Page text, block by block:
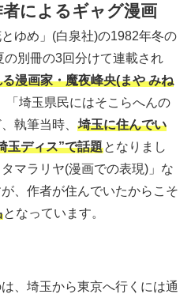
者によるギャグ漫画
ゆめ」(白泉社)の1982年冬の
別冊の3回分けて連載され
漫画家・魔夜峰央(まや みね
「埼玉県民にはそこらへんの
執筆当時、 埼玉に住んでい
玉ディス”で話題となりまし
マラリヤ(漫画での表現)」な
、作者が住んでいたからこそ
となっています。
、埼玉から東京へ行くには通